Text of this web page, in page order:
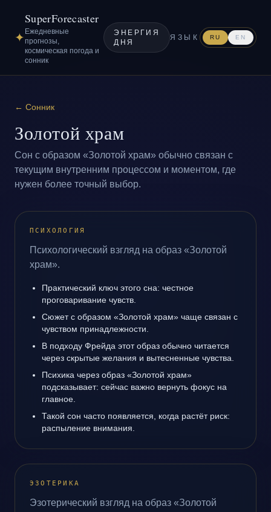
✦
SuperForecaster
Ежедневные
прогнозы,
космическая погода и
сонник
ЭНЕРГИЯ
ДНЯ
ЯЗЫК RU EN
← Сонник
Золотой храм
Сон с образом «Золотой храм» обычно связан с
текущим внутренним процессом и моментом, где
нужен более точный выбор.
ПСИХОЛОГИЯ
Психологический взгляд на образ «Золотой
храм».
Практический ключ этого сна: честное
проговаривание чувств.
Сюжет с образом «Золотой храм» чаще связан с
чувством принадлежности.
В подходу Фрейда этот образ обычно читается
через скрытые желания и вытесненные чувства.
Психика через образ «Золотой храм»
подсказывает: сейчас важно вернуть фокус на
главное.
Такой сон часто появляется, когда растёт риск:
распыление внимания.
ЭЗОТЕРИКА
Эзотерический взгляд на образ «Золотой